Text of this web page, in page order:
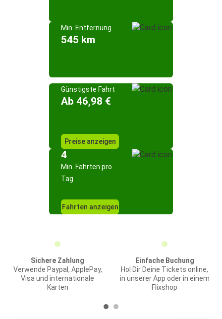
Min. Entfernung
545 km
Günstigste Fahrt
Ab 46,98 €
Preise anzeigen
4
Min. Fahrten pro
Tag
Fahrten anzeigen
Sichere Zahlung
Verwende Paypal, ApplePay,
Visa und internationale
Karten
Einfache Buchung
Hol Dir Deine Tickets online,
in unserer App oder in einem
Flixshop